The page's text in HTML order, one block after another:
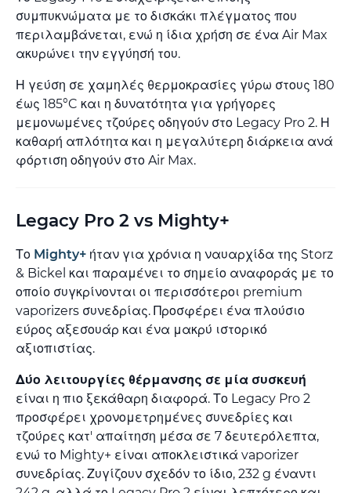
συμπυκνώματα με το δισκάκι πλέγματος που
περιλαμβάνεται, ενώ η ίδια χρήση σε ένα Air Max
ακυρώνει την εγγύησή του.
Η γεύση σε χαμηλές θερμοκρασίες γύρω στους 180
έως 185°C και η δυνατότητα για γρήγορες
μεμονωμένες τζούρες οδηγούν στο Legacy Pro 2. Η
καθαρή απλότητα και η μεγαλύτερη διάρκεια ανά
φόρτιση οδηγούν στο Air Max.
Legacy Pro 2 vs Mighty+
Το Mighty+ ήταν για χρόνια η ναυαρχίδα της Storz
& Bickel και παραμένει το σημείο αναφοράς με το
οποίο συγκρίνονται οι περισσότεροι premium
vaporizers συνεδρίας. Προσφέρει ένα πλούσιο
εύρος αξεσουάρ και ένα μακρύ ιστορικό
αξιοπιστίας.
Δύο λειτουργίες θέρμανσης σε μία συσκευή
είναι η πιο ξεκάθαρη διαφορά. Το Legacy Pro 2
προσφέρει χρονομετρημένες συνεδρίες και
τζούρες κατ' απαίτηση μέσα σε 7 δευτερόλεπτα,
ενώ το Mighty+ είναι αποκλειστικά vaporizer
συνεδρίας. Ζυγίζουν σχεδόν το ίδιο, 232 g έναντι